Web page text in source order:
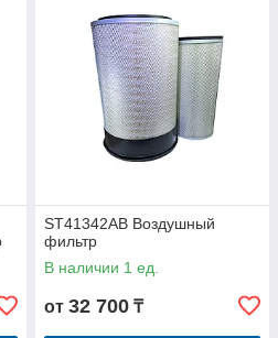
ST41342AB Воздушный
фильтр
В наличии 1 ед.
от 32 700 ₸